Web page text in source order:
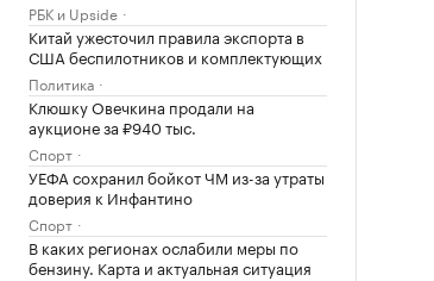
РБК и Upside
Китай ужесточил правила экспорта в
США беспилотников и комплектующих
Политика
Клюшку Овечкина продали на
аукционе за ₽940 тыс.
Спорт
УЕФА сохранил бойкот ЧМ из-за утраты
доверия к Инфантино
Спорт
В каких регионах ослабили меры по
бензину. Карта и актуальная ситуация